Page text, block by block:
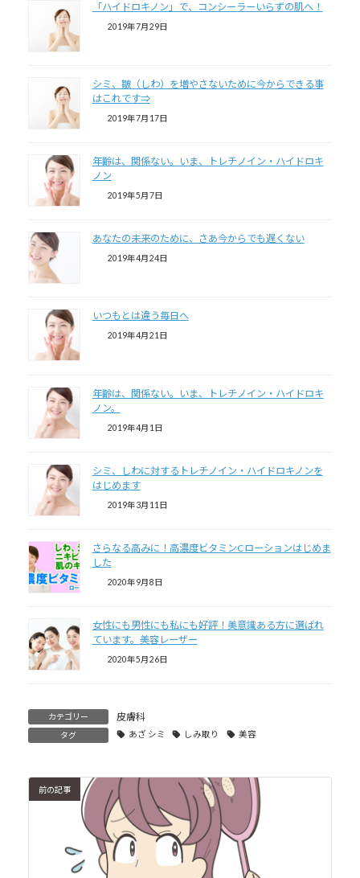
「ハイドロキノン」で、コンシーラーいらずの肌へ！
2019年7月29日
シミ、皺（しわ）を増やさないために今からできる事
はこれです⇒
2019年7月17日
年齢は、関係ない。いま、トレチノイン・ハイドロキ
ノン
2019年5月7日
あなたの未来のために、さあ今からでも遅くない
2019年4月24日
いつもとは違う毎日へ
2019年4月21日
年齢は、関係ない。いま、トレチノイン・ハイドロキ
ノン。
2019年4月1日
シミ、しわに対するトレチノイン・ハイドロキノンを
はじめます
2019年3月11日
さらなる高みに！高濃度ビタミンCローションはじめま
した
2020年9月8日
女性にも男性にも私にも好評！美意識ある方に選ばれ
ています。美容レーザー
2020年5月26日
カテゴリー 皮膚科
タグ あざ シミ しみ取り 美容
前の記事